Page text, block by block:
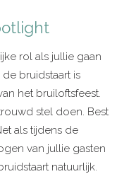
rol als jullie gaan
bruidstaart is
het bruiloftsfeest.
stel doen. Best
als tijdens de
van jullie gasten
natuurlijk.